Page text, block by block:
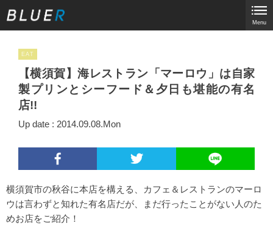
Menu
EAT
【横須賀】海レストラン「マーロウ」は自家
製プリンとシーフード＆夕日も堪能の有名
店!!
Up date : 2014.09.08.Mon
横須賀市の秋谷に本店を構える、カフェ＆レストランのマーロ
ウは言わずと知れた有名店だが、まだ行ったことがない人のた
めお店をご紹介！